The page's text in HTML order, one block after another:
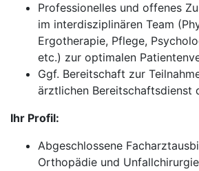
Professionelles und offenes
im interdisziplinären Team
Ergotherapie, Pflege,
etc.) zur optimalen
Ggf. Bereitschaft zur
ärztlichen Bereitschaftsdienst
Ihr Profil:
Abgeschlossene
Orthopädie und